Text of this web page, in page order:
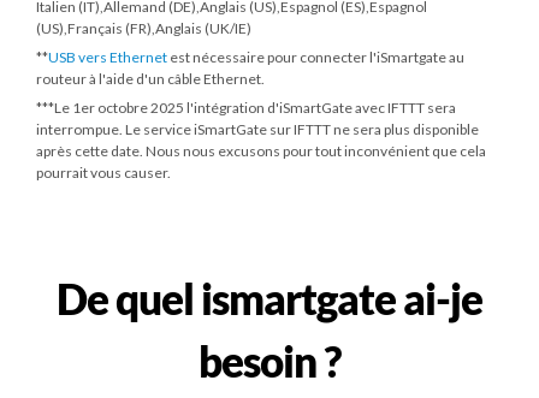
Italien (IT),Allemand (DE),Anglais (US),Espagnol (ES),Espagnol
(US),Français (FR),Anglais (UK/IE)
**USB vers Ethernet est nécessaire pour connecter l'iSmartgate au
routeur à l'aide d'un câble Ethernet.
***Le 1er octobre 2025 l'intégration d'iSmartGate avec IFTTT sera
interrompue. Le service iSmartGate sur IFTTT ne sera plus disponible
après cette date. Nous nous excusons pour tout inconvénient que cela
pourrait vous causer.
De quel ismartgate ai-je
besoin ?